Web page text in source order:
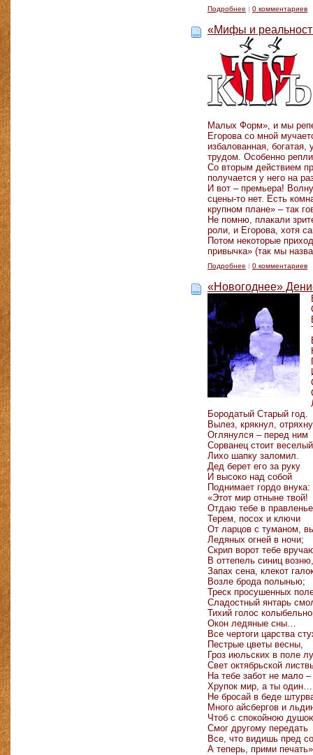
Подробнее | 0 комментариев
«Мифы и
Малых Форм», и мы
Егорова со мной
избалованная,
трудом. Особенно
Со вторым действием
получается у него на
И вот – премьера!
сцены-то нет. Есть
крупном плане» – так
Не помню, плакали
роли, и Егорова, хотя
Потом некоторые
привычка» (так мы
Подробнее | 0 комментариев
«Новогоднее»
Бородатый Старый год.
Вылез, крякнул,
Оглянулся – перед ним
Сорванец стоит
Лихо шапку заломил.
Дед берет его за руку
И высоко над собой
Поднимает гордо внука:
«Этот мир отныне твой!
Отдаю тебе в правленье
Терем, посох и ключи
От ларцов с туманом,
Ледяных огней в ночи;
Скрип ворот тебе
В оттепель синиц возню,
Запах сена, клекот
Возле брода полынью;
Треск просушенных
Сладостный янтарь
Тихий голос
Окон ледяные сны…
Все чертоги царства
Пестрые цветы весны,
Гроз июльских в поле
Свет октябрьской
На тебе забот не мало –
Хрупок мир, а ты один…
Не бросай в беде
Много айсбергов и
Чтоб с спокойною
Смог другому передать
Все, что видишь пред
А теперь, прими